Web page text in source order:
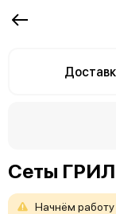
Сеты
Начнём работу